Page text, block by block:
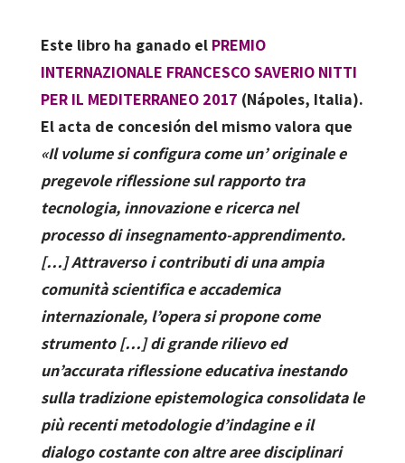
Este libro ha ganado el PREMIO
INTERNAZIONALE FRANCESCO SAVERIO NITTI
PER IL MEDITERRANEO 2017 (Nápoles, Italia).
El acta de concesión del mismo valora que
«Il volume si configura come un’ originale e
pregevole riflessione sul rapporto tra
tecnologia, innovazione e ricerca nel
processo di insegnamento-apprendimento.
[…] Attraverso i contributi di una ampia
comunità scientifica e accademica
internazionale, l’opera si propone come
strumento […] di grande rilievo ed
un’accurata riflessione educativa inestando
sulla tradizione epistemologica consolidata le
più recenti metodologie d’indagine e il
dialogo costante con altre aree disciplinari